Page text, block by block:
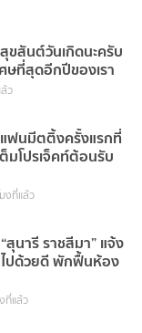
ขสันต์วันเกิดนะครับ
ษที่สุดอีกปีของเรา
ว
ฟนมีตติ้งครั้งแรกที่
มโปรเจ็คท์ต้อนรับ
งที่แล้ว
นารี ราชสีมา” แจ้ง
ปด้วยดี พักฟื้นห้อง
ที่แล้ว